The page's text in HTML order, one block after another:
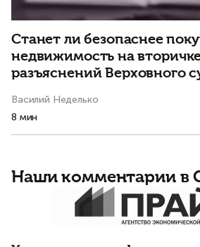
Станет ли безопаснее
недвижимость на
разъяснений Верховного
Василий Неделько
8 мин
Наши комментарии в